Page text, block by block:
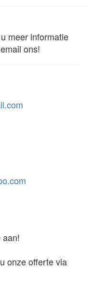
meer informatie
ons!
aan!
onze offerte via